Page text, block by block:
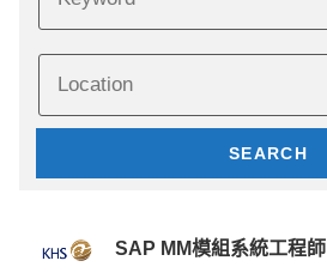
SAP MM模組系統工程師